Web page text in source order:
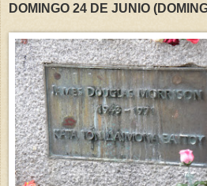
DOMINGO 24 DE JUNIO